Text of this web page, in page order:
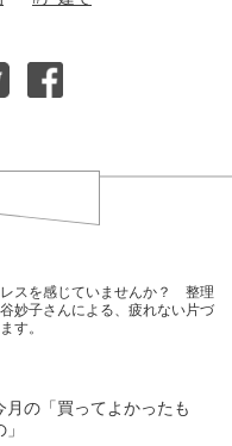
スを感じていませんか？ 整理
妙子さんによる、疲れない片づ
す。
の「買ってよかったも